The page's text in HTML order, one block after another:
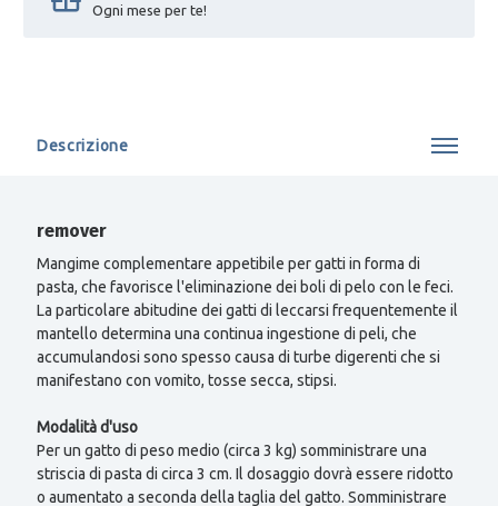
Ogni mese per te!
Descrizione
remover
Mangime complementare appetibile per gatti in forma di
pasta, che favorisce l'eliminazione dei boli di pelo con le feci.
La particolare abitudine dei gatti di leccarsi frequentemente il
mantello determina una continua ingestione di peli, che
accumulandosi sono spesso causa di turbe digerenti che si
manifestano con vomito, tosse secca, stipsi.
Modalità d'uso
Per un gatto di peso medio (circa 3 kg) somministrare una
striscia di pasta di circa 3 cm. Il dosaggio dovrà essere ridotto
o aumentato a seconda della taglia del gatto. Somministrare